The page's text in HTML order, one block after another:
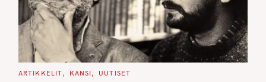
C
ARTIKKELIT KANSI UUTISET